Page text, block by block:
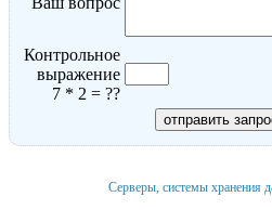
Контрольное
выражение
7 * 2 = ??
Серверы, системы хранения